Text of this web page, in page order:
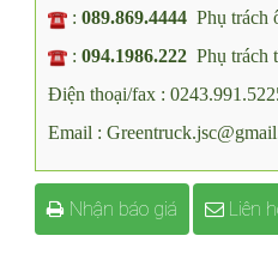
Hà Nội
:089.869.4444 Phụ trách
:094.1986.222 Phụ trách
Điện thoại/fax :
Nhận báo giá Liên